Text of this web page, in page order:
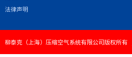
法律声明
柳泰克（上海）压缩空气系统有限公司版权所有